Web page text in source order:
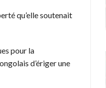
qu’elle soutenait
pour la
d’ériger une